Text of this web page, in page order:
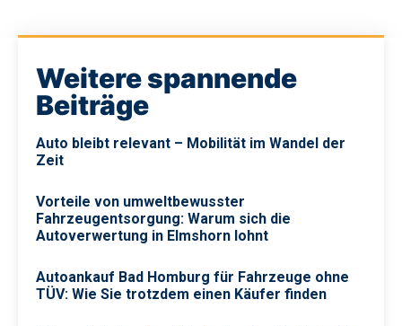
Weitere spannende
Beiträge
Auto bleibt relevant – Mobilität im Wandel der
Zeit
Vorteile von umweltbewusster
Fahrzeugentsorgung: Warum sich die
Autoverwertung in Elmshorn lohnt
Autoankauf Bad Homburg für Fahrzeuge ohne
TÜV: Wie Sie trotzdem einen Käufer finden